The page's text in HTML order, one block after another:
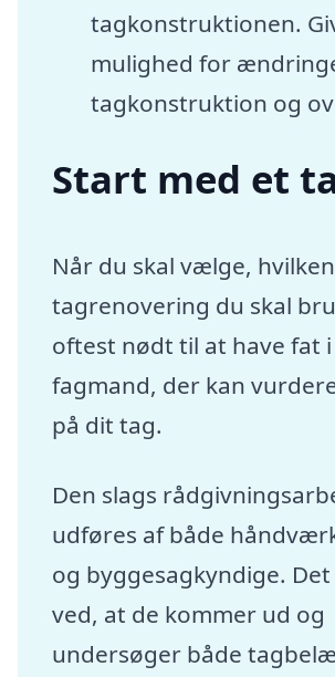
tagkonstruktionen.
mulighed for
tagkonstruktion og
Start med et
Når du skal vælge,
tagrenovering du skal
oftest nødt til at have fat
fagmand, der kan
på dit tag.
Den slags
udføres af både
og byggesagkyndige.
ved, at de kommer ud og
undersøger både